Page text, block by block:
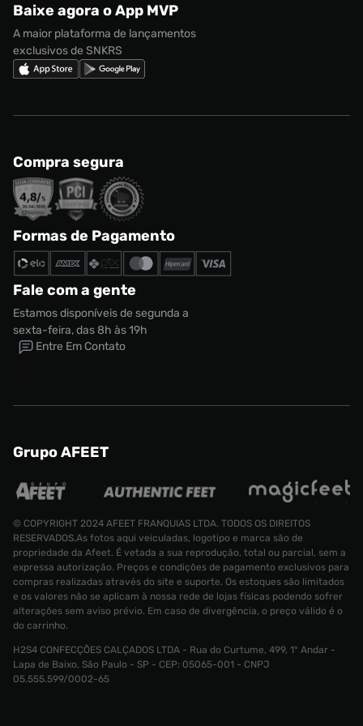
Blusão Puma X One Piece Tr Masculina
Nike Shox
Regulamento Cupom
Baixe agora o App MVP
A maior plataforma de lançamentos
exclusivos de SNKRS
Compra segura
Formas de Pagamento
Fale com a gente
Estamos disponíveis de segunda a
sexta-feira, das 8h às 19h
Entre Em Contato
Grupo AFEET
© COPYRIGHT 2024 AFEET FRANQUIAS LTDA. TODOS OS DIREITOS
RESERVADOS.As fotos aqui veiculadas, logotipo e marca são de
propriedade da Afeet. É vetada a sua reprodução, total ou parcial, sem a
expressa autorização. Preços e condições de pagamento exclusivos para
compras realizadas através do site e suporte. Os estoques são limitados
e os valores não se aplicam à nossa rede de lojas físicas podendo sofrer
alterações sem aviso prévio. Em caso de divergência, o preço válido é o
do carrinho.
H2S4 CONFECÇÕES CALÇADOS LTDA - Rua do Curtume, 499, 1° Andar -
Lapa de Baixo, São Paulo - SP - CEP: 05065-001 - CNPJ
05.555.599/0002-65